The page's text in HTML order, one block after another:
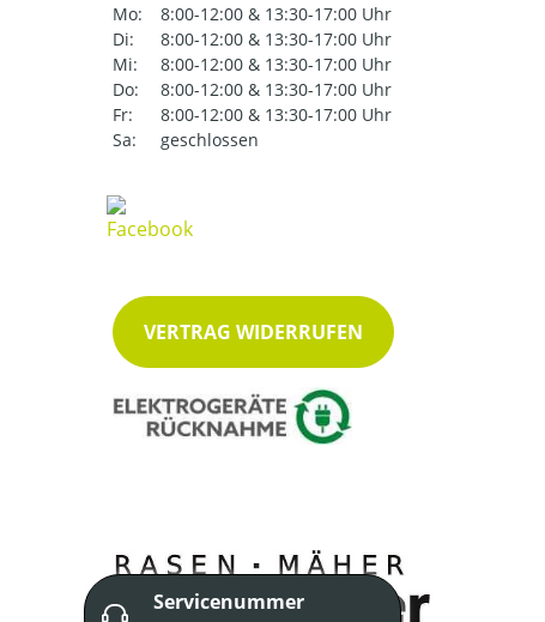
Mo:
8:00-12:00 & 13:30-17:00 Uhr
Di:
8:00-12:00 & 13:30-17:00 Uhr
Mi:
8:00-12:00 & 13:30-17:00 Uhr
Do:
8:00-12:00 & 13:30-17:00 Uhr
Fr:
8:00-12:00 & 13:30-17:00 Uhr
Sa:
geschlossen
VERTRAG WIDERRUFEN
Servicenummer